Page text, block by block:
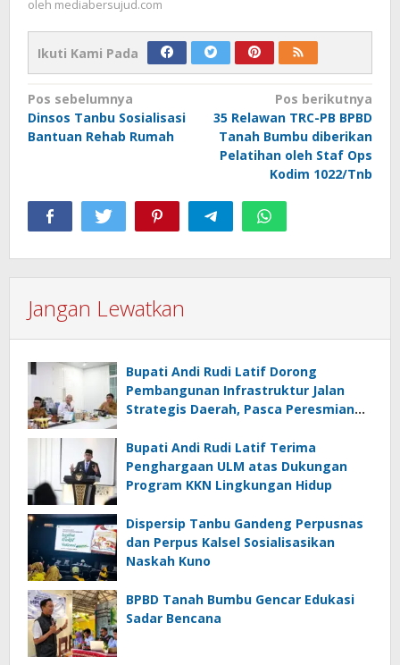
oleh mediabersujud.com
Ikuti Kami Pada
Navigasi
pos
Pos sebelumnya
Dinsos Tanbu Sosialisasi
Bantuan Rehab Rumah
Pos berikutnya
35 Relawan TRC-PB BPBD
Tanah Bumbu diberikan
Pelatihan oleh Staf Ops
Kodim 1022/Tnb
Jangan Lewatkan
Bupati Andi Rudi Latif Dorong
Pembangunan Infrastruktur Jalan
Strategis Daerah, Pasca Peresmian
Bupati Andi Rudi Latif Terima
Penghargaan ULM atas Dukungan
Program KKN Lingkungan Hidup
Dispersip Tanbu Gandeng Perpusnas
dan Perpus Kalsel Sosialisasikan
Naskah Kuno
BPBD Tanah Bumbu Gencar Edukasi
Sadar Bencana